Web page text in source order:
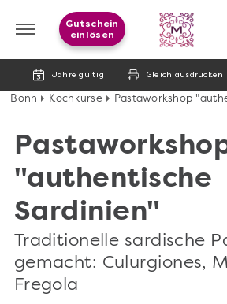
Jahre gültig Gleich ausdrucken
Gutschein
einlösen
Bonn Kochkurse Pastaworkshop
"authentische
Sardinien"
Traditionelle sardische
gemacht: Culurgiones,
Fregola